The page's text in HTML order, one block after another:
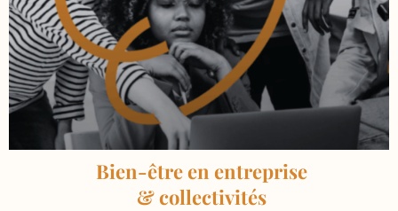
Bien-être en entreprise
& collectivités